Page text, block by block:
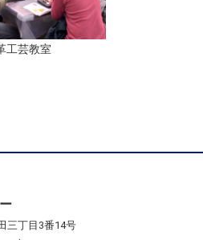
工芸教室
三丁目3番14号